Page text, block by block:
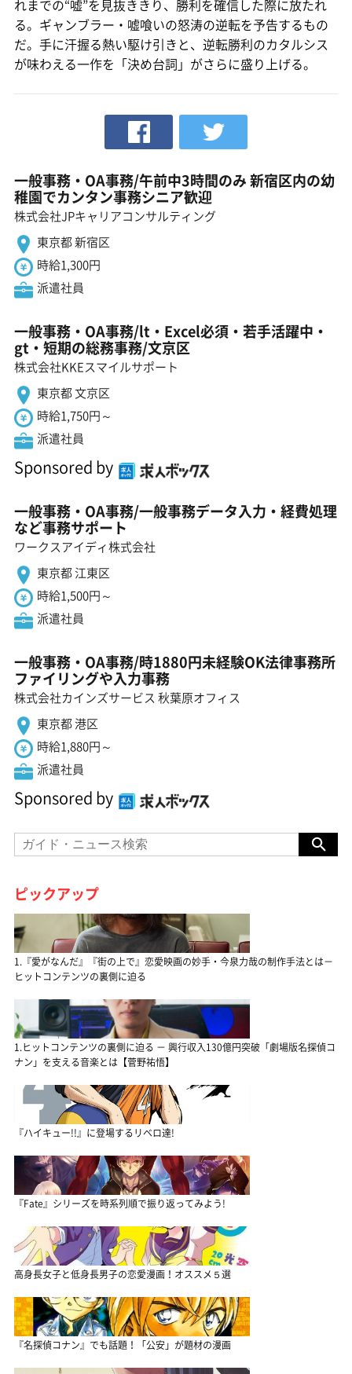
れまでの“嘘”を見抜ききり、勝利を確信した際に放たれ
る。ギャンブラー・嘘喰いの怒涛の逆転を予告するもの
だ。手に汗握る熱い駆け引きと、逆転勝利のカタルシス
が味わえる一作を「決め台詞」がさらに盛り上げる。
一般事務・OA事務/午前中3時間のみ 新宿区内の幼
稚園でカンタン事務シニア歓迎
株式会社JPキャリアコンサルティング
東京都 新宿区
時給1,300円
派遣社員
一般事務・OA事務/lt・Excel必須・若手活躍中・
gt・短期の総務事務/文京区
株式会社KKEスマイルサポート
東京都 文京区
時給1,750円～
派遣社員
Sponsored by
一般事務・OA事務/一般事務データ入力・経費処理
など事務サポート
ワークスアイディ株式会社
東京都 江東区
時給1,500円～
派遣社員
一般事務・OA事務/時1880円未経験OK法律事務所
ファイリングや入力事務
株式会社カインズサービス 秋葉原オフィス
東京都 港区
時給1,880円～
派遣社員
Sponsored by
ピックアップ
1.『愛がなんだ』『街の上で』恋愛映画の妙手・今泉力哉の制作手法とは－
ヒットコンテンツの裏側に迫る
1.ヒットコンテンツの裏側に迫る － 興行収入130億円突破「劇場版名探偵コ
ナン」を支える音楽とは【菅野祐悟】
『ハイキュー!!』に登場するリベロ達!
『Fate』シリーズを時系列順で振り返ってみよう!
高身長女子と低身長男子の恋愛漫画！オススメ５選
『名探偵コナン』でも話題！「公安」が題材の漫画